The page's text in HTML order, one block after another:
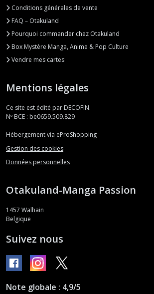
Conditions générales de vente
FAQ – Otakuland
Pourquoi commander chez Otakuland
Box Mystère Manga, Anime & Pop Culture
Vendre mes cartes
Mentions légales
Ce site est édité par DECOFIN.
Nº BCE : be0659.509.829
Hébergement via eProShopping
Gestion des cookies
Données personnelles
Otakuland-Manga Passion
1457 Walhain
Belgique
Suivez nous
Note globale : 4,9/5